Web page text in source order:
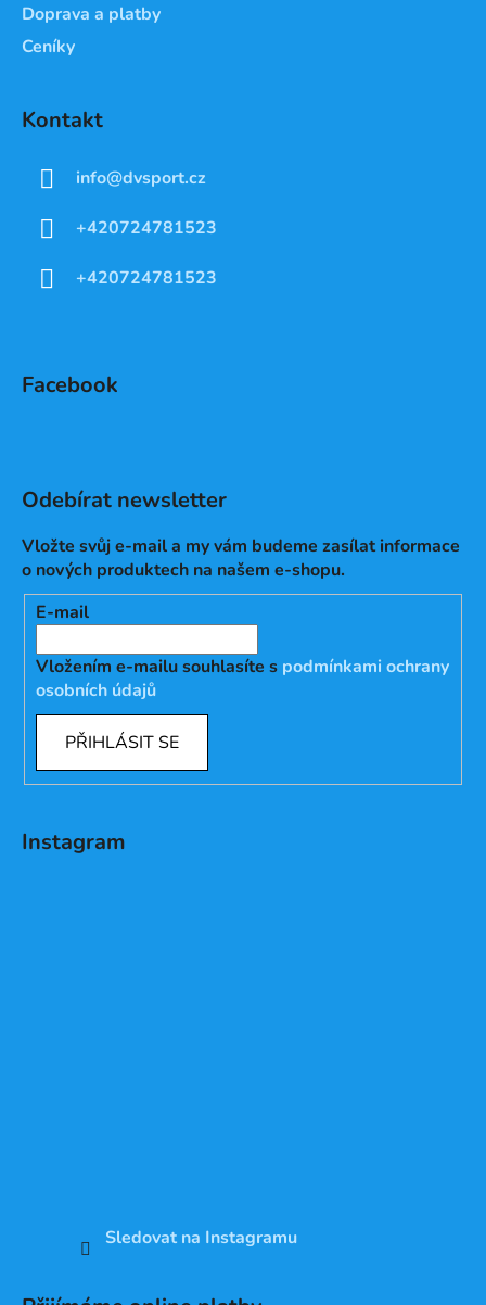
Doprava a platby
Ceníky
Kontakt
info@dvsport.cz
+420724781523
+420724781523
Facebook
Odebírat newsletter
Vložte svůj e-mail a my vám budeme zasílat informace
o nových produktech na našem e-shopu.
E-mail
Vložením e-mailu souhlasíte s podmínkami ochrany
osobních údajů
PŘIHLÁSIT SE
Instagram
Sledovat na Instagramu